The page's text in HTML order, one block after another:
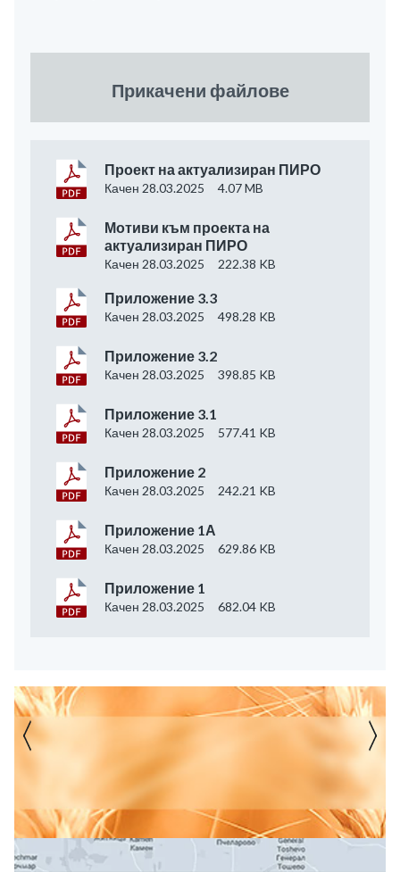
Прикачени файлове
Проект на актуализиран ПИРО
Качен 28.03.2025 4.07 MB
Мотиви към проекта на
актуализиран ПИРО
Качен 28.03.2025 222.38 KB
Приложение 3.3
Качен 28.03.2025 498.28 KB
Приложение 3.2
Качен 28.03.2025 398.85 KB
Приложение 3.1
Качен 28.03.2025 577.41 KB
Приложение 2
Качен 28.03.2025 242.21 KB
Приложение 1А
Качен 28.03.2025 629.86 KB
Приложение 1
Качен 28.03.2025 682.04 KB